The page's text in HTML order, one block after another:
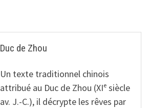
Duc de Zhou
Un texte traditionnel chinois
attribué au Duc de Zhou (XIᵉ siècle
av. J.-C.), il décrypte les rêves par